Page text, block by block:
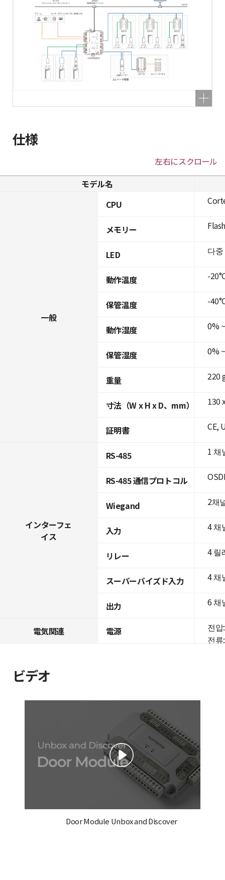
仕様
左右にスクロール
モデル名
一般
CPU
メモリー
LED
動作温度
保管温度
動作湿度
保管湿度
重量
寸法（W x H x D、mm）
証明書
インターフェ
イス
RS-485
RS-485 通信プロトコル
Wiegand
入力
リレー
スーパーバイズド入力
出力
電気関連 電源
다
-
-
0%
0%
220
130
CE,
1 채
2채
4 채
4 릴
4 채
6 채
전압
전류
ビデオ
Door Module Unbox and Discover